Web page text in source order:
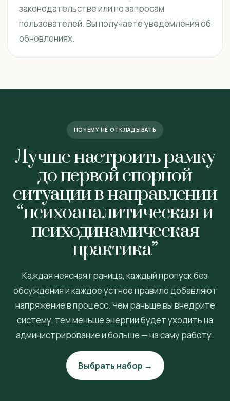
законодательстве или по запросам
пользователей. Вы получаете уведомления об
обновлениях.
ПОЧЕМУ НЕ ОТКЛАДЫВАТЬ
Лучше настроить рамку
до первой спорной
ситуации в направлении
“психоаналитическая и
психодинамическая
практика”
Каждая неясная граница, каждый пропуск без
обсуждения и каждое устное правило добавляют
напряжение в процесс. Чем раньше вы внедрите
систему, тем меньше энергии будет уходить на
администрирование и больше — на саму работу.
Выбрать набор →